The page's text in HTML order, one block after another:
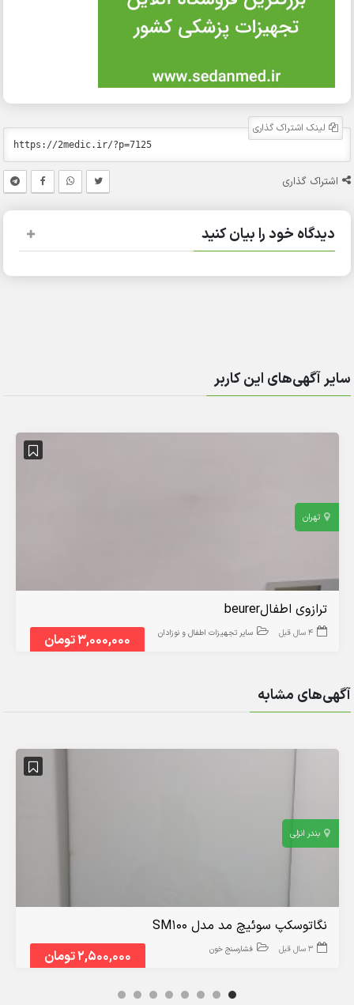
لینک اشتراک گذاری
اشتراک گذاری
دیدگاه خود را بیان کنید
سایر آگهی‌های این کاربر
تهران
3,000,000 تومان
ترازوی اطفالbeurer
4 سال قبل سایر تجهیزات اطفال و نوزادان
آگهی‌های مشابه
بندر انزلی
2,500,000 تومان
نگاتوسکپ سوئیچ مد مدل SM100
3 سال قبل فشارسنج خون